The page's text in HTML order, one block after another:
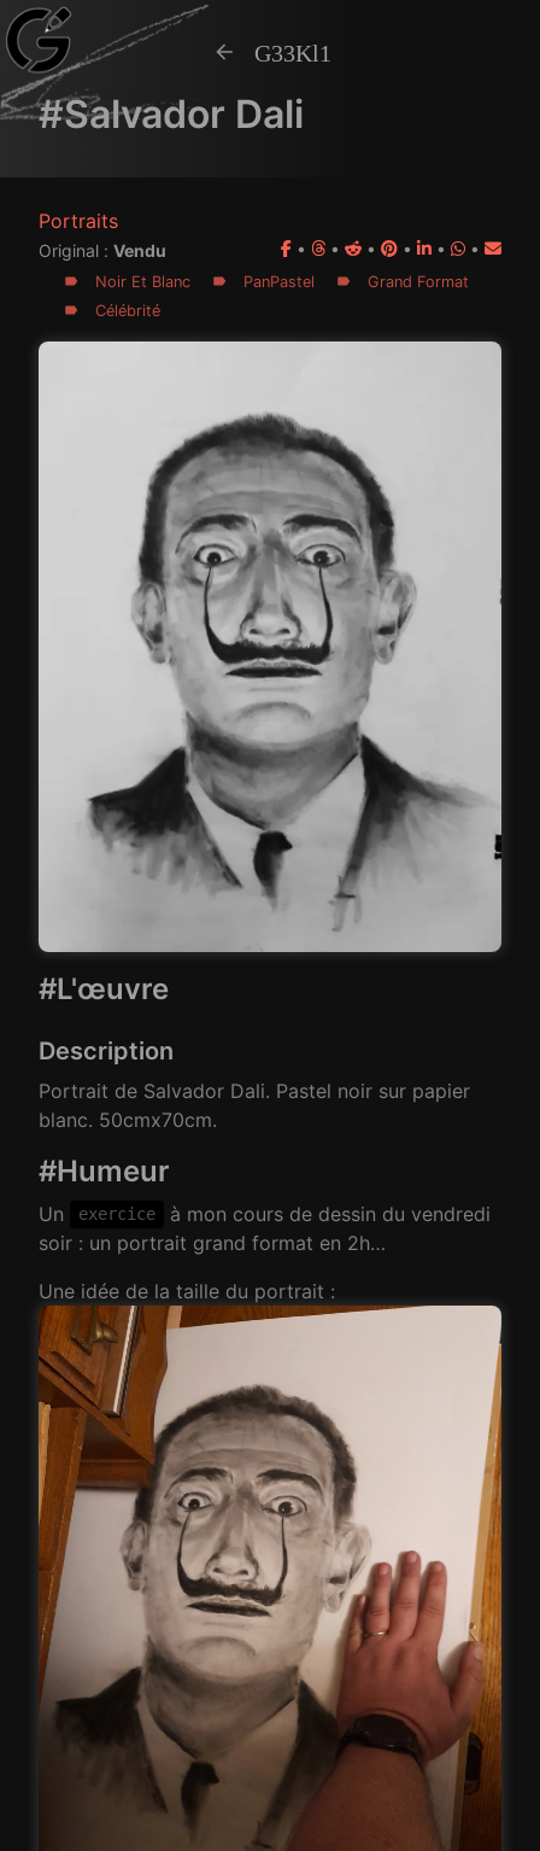
G33Kl1
#Salvador Dali
Portraits
Original : Vendu • • • • • •
Noir Et Blanc PanPastel
Grand Format
Célébrité
#L'œuvre
Description
Portrait de Salvador Dali. Pastel noir sur papier
blanc. 50cmx70cm.
#Humeur
Un exercice
à mon cours de dessin du vendredi
soir : un portrait grand format en 2h…
Une idée de la taille du portrait :